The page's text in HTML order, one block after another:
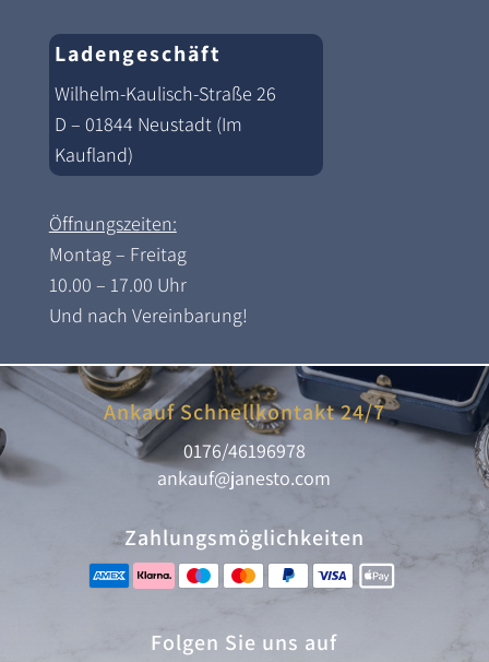
Ladengeschäft
Wilhelm-Kaulisch-Straße 26
D – 01844 Neustadt (Im
Kaufland)
Öffnungszeiten:
Montag – Freitag
10.00 – 17.00 Uhr
Und nach Vereinbarung!
Ankauf Schnellkontakt 24/7
0176/46196978
ankauf@janesto.com
Zahlungsmöglichkeiten
Folgen Sie uns auf